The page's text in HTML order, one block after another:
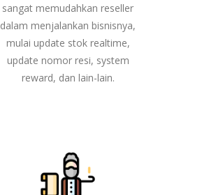
sangat memudahkan reseller
dalam menjalankan bisnisnya,
mulai update stok realtime,
update nomor resi, system
reward, dan lain-lain.